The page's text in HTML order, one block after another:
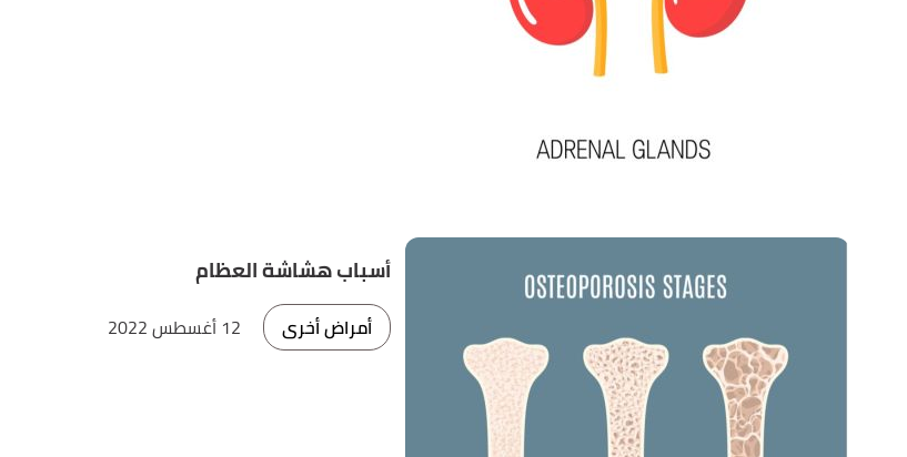
أسباب هشاشة العظام
أمراض أخرى 12 أغسطس 2022